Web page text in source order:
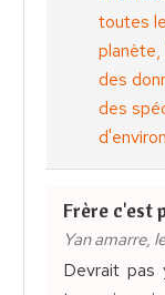
toutes
des
des
Frère c'est
Yan amarre,
Devrait pas